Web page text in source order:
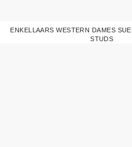
ENKELLAARS WESTERN DAMES
STUDS